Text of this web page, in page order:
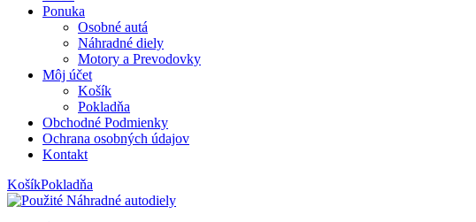
Ponuka
Osobné autá
Náhradné diely
Motory a Prevodovky
Môj účet
Košík
Pokladňa
Obchodné Podmienky
Ochrana osobných údajov
Kontakt
KošíkPokladňa